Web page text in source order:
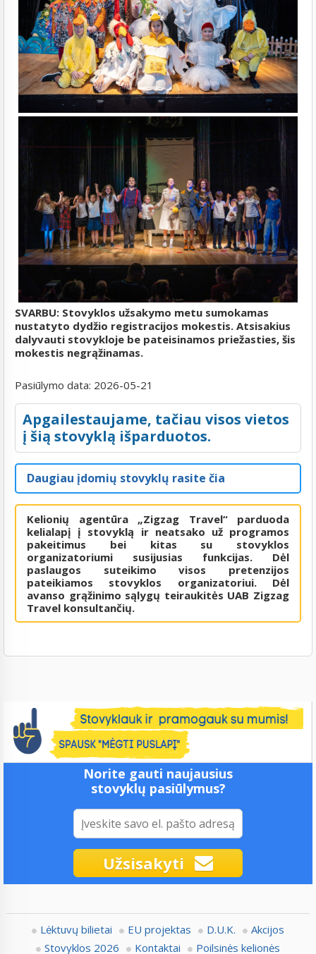
SVARBU: Stovyklos užsakymo metu sumokamas
nustatyto dydžio registracijos mokestis. Atsisakius
dalyvauti stovykloje be pateisinamos priežasties, šis
mokestis negrąžinamas.
Pasiūlymo data: 2026-05-21
Apgailestaujame, tačiau visos vietos
į šią stovyklą išparduotos.
Daugiau įdomių stovyklų rasite čia
Kelionių agentūra „Zigzag Travel“ parduoda
kelialapį į stovyklą ir neatsako už programos
pakeitimus bei kitas su stovyklos
organizatoriumi susijusias funkcijas. Dėl
paslaugos suteikimo visos pretenzijos
pateikiamos stovyklos organizatoriui. Dėl
avanso grąžinimo sąlygų teiraukitės UAB Zigzag
Travel konsultančių.
Norite gauti naujausius
stovyklų pasiūlymus?
Užsisakyti
Lėktuvų bilietai EU projektas D.U.K.
Akcijos
Stovyklos 2026
Kontaktai Poilsinės kelionės